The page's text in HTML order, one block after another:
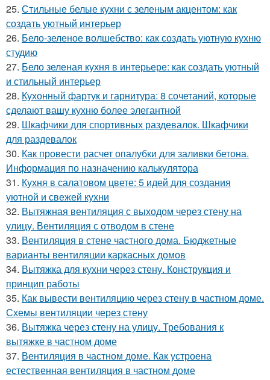
25. Стильные белые кухни с зеленым акцентом: как
создать уютный интерьер
26. Бело-зеленое волшебство: как создать уютную кухню
студию
27. Бело зеленая кухня в интерьере: как создать уютный
и стильный интерьер
28. Кухонный фартук и гарнитура: 8 сочетаний, которые
сделают вашу кухню более элегантной
29. Шкафчики для спортивных раздевалок. Шкафчики
для раздевалок
30. Как провести расчет опалубки для заливки бетона.
Информация по назначению калькулятора
31. Кухня в салатовом цвете: 5 идей для создания
уютной и свежей кухни
32. Вытяжная вентиляция с выходом через стену на
улицу. Вентиляция с отводом в стене
33. Вентиляция в стене частного дома. Бюджетные
варианты вентиляции каркасных домов
34. Вытяжка для кухни через стену. Конструкция и
принцип работы
35. Как вывести вентиляцию через стену в частном доме.
Схемы вентиляции через стену
36. Вытяжка через стену на улицу. Требования к
вытяжке в частном доме
37. Вентиляция в частном доме. Как устроена
естественная вентиляция в частном доме